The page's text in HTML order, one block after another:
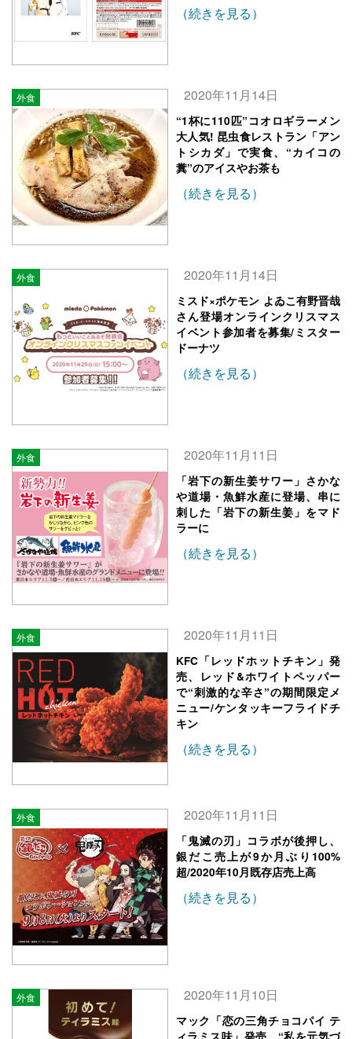
（続きを見る）
外食 2020年11月14日
“1杯に110匹”コオロギラーメン
大人気! 昆虫食レストラン「アン
トシカダ」で実食、“カイコの
糞”のアイスやお茶も
（続きを見る）
外食 2020年11月14日
ミスド×ポケモン よゐこ有野晋哉
さん登場オンラインクリスマス
イベント参加者を募集/ミスター
ドーナツ
（続きを見る）
外食 2020年11月11日
「岩下の新生姜サワー」さかな
や道場・魚鮮水産に登場、串に
刺した「岩下の新生姜」をマド
ラーに
（続きを見る）
外食 2020年11月11日
KFC「レッドホットチキン」発
売、レッド&ホワイトペッパー
で“刺激的な辛さ”の期間限定メ
ニュー/ケンタッキーフライドチ
キン
（続きを見る）
外食 2020年11月11日
「鬼滅の刃」コラボが後押し、
銀だこ売上が9か月ぶり100%
超/2020年10月既存店売上高
（続きを見る）
外食 2020年11月10日
マック「恋の三角チョコパイ テ